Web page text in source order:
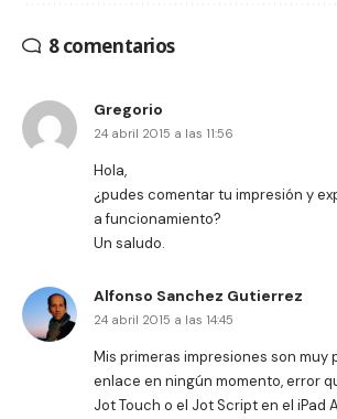
8 comentarios
Gregorio
24 abril 2015 a las 11:56
Hola,
¿pudes comentar tu impresión y
a funcionamiento?
Un saludo.
Alfonso Sanchez Gutierrez
24 abril 2015 a las 14:45
Mis primeras impresiones son muy
enlace en ningún momento, error
Jot Touch o el Jot Script en el iPad